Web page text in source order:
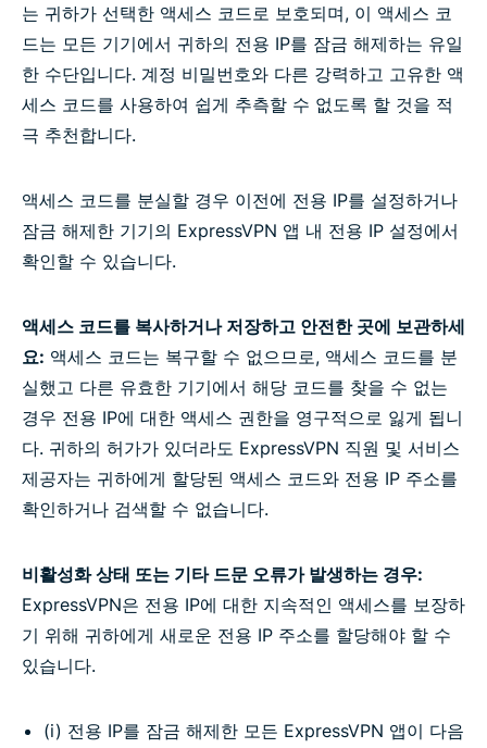
는 귀하가 선택한 액세스 코드로 보호되며, 이 액세스 코
드는 모든 기기에서 귀하의 전용 IP를 잠금 해제하는 유일
한 수단입니다. 계정 비밀번호와 다른 강력하고 고유한 액
세스 코드를 사용하여 쉽게 추측할 수 없도록 할 것을 적
극 추천합니다.
액세스 코드를 분실할 경우 이전에 전용 IP를 설정하거나
잠금 해제한 기기의 ExpressVPN 앱 내 전용 IP 설정에서
확인할 수 있습니다.
액세스 코드를 복사하거나 저장하고 안전한 곳에 보관하세
요: 액세스 코드는 복구할 수 없으므로, 액세스 코드를 분
실했고 다른 유효한 기기에서 해당 코드를 찾을 수 없는
경우 전용 IP에 대한 액세스 권한을 영구적으로 잃게 됩니
다. 귀하의 허가가 있더라도 ExpressVPN 직원 및 서비스
제공자는 귀하에게 할당된 액세스 코드와 전용 IP 주소를
확인하거나 검색할 수 없습니다.
비활성화 상태 또는 기타 드문 오류가 발생하는 경우:
ExpressVPN은 전용 IP에 대한 지속적인 액세스를 보장하
기 위해 귀하에게 새로운 전용 IP 주소를 할당해야 할 수
있습니다.
(i) 전용 IP를 잠금 해제한 모든 ExpressVPN 앱이 다음